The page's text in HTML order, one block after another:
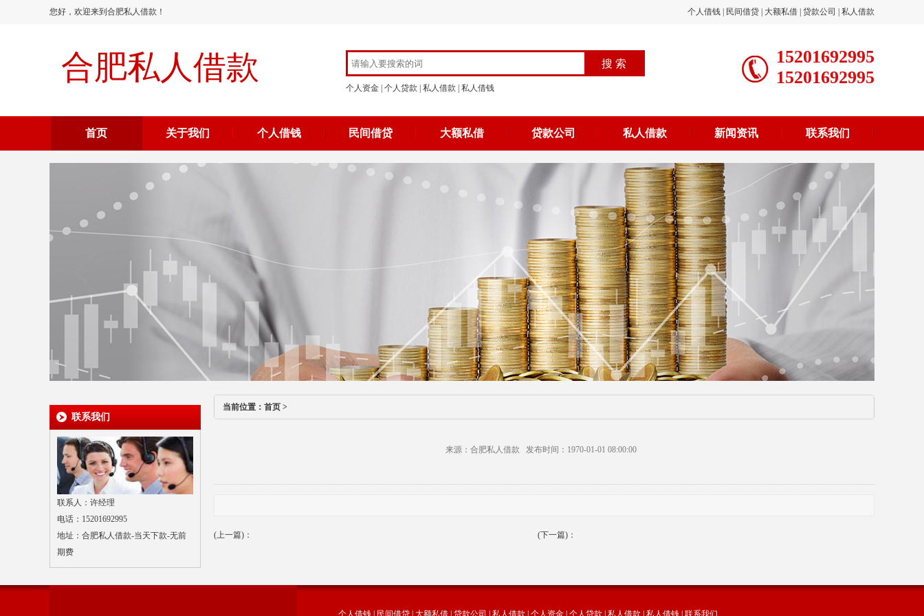
您好，欢迎来到合肥私人借款！ 个人借钱 民间借贷 大额私借 贷款公司 私人借款
合肥私人借款
个人资金 个人贷款 私人借款 私人借钱
15201692995
15201692995
首页 关于我们 个人借钱 民间借贷 大额私借 贷款公司 私人借款 新闻资讯 联系我们
联系我们
联系人：许经理
电话：15201692995
地址：合肥私人借款-当天下款-无前
期费
当前位置： 首页 >
来源：合肥私人借款 发布时间：1970-01-01 08:00:00
(上一篇)： (下一篇)：
个人借钱 民间借贷 大额私借 贷款公司 私人借款 个人资金 个人贷款 私人借款 私人借钱 联系我们